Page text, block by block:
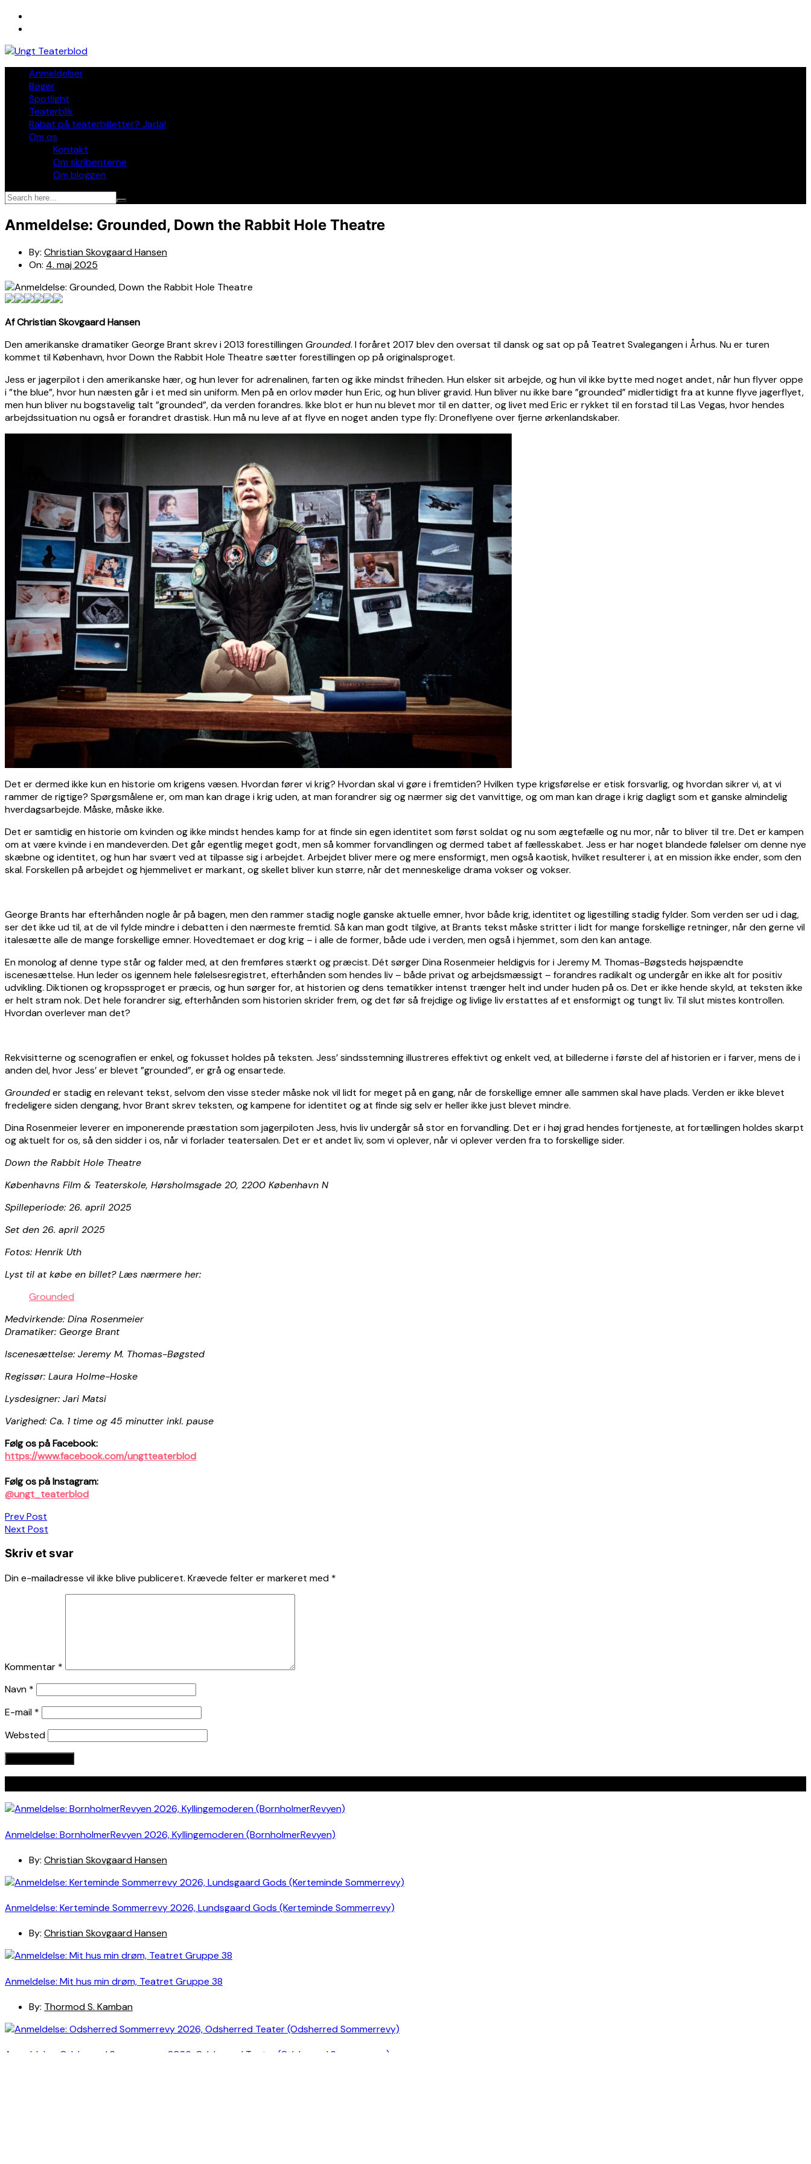
Skip
Anmeldelser
Bøger
Spotlight
Teaterblik
Rabat på teaterbilletter? Jada!
Om os
Kontakt
Om skribenterne
Om bloggen
Anmeldelse: Grounded, Down the Rabbit Hole Theatre
By: Christian Skovgaard Hansen
On: 4. maj 2025
Af Christian Skovgaard Hansen
Den amerikanske dramatiker George Brant skrev i 2013 forestillingen Grounded. I foråret 2017 blev den oversat til dansk og sat op på Teatret Svalegangen i Århus. Nu er turen
kommet til København, hvor Down the Rabbit Hole Theatre sætter forestillingen op på originalsproget.
Jess er jagerpilot i den amerikanske hær, og hun lever for adrenalinen, farten og ikke mindst friheden. Hun elsker sit arbejde, og hun vil ikke bytte med noget andet, når hun flyver oppe
i ”the blue”, hvor hun næsten går i et med sin uniform. Men på en orlov møder hun Eric, og hun bliver gravid. Hun bliver nu ikke bare ”grounded” midlertidigt fra at kunne flyve jagerflyet,
men hun bliver nu bogstavelig talt ”grounded”, da verden forandres. Ikke blot er hun nu blevet mor til en datter, og livet med Eric er rykket til en forstad til Las Vegas, hvor hendes
arbejdssituation nu også er forandret drastisk. Hun må nu leve af at flyve en noget anden type fly: Droneflyene over fjerne ørkenlandskaber.
Det er dermed ikke kun en historie om krigens væsen. Hvordan fører vi krig? Hvordan skal vi gøre i fremtiden? Hvilken type krigsførelse er etisk forsvarlig, og hvordan sikrer vi, at vi
rammer de rigtige? Spørgsmålene er, om man kan drage i krig uden, at man forandrer sig og nærmer sig det vanvittige, og om man kan drage i krig dagligt som et ganske almindelig
hverdagsarbejde. Måske, måske ikke.
Det er samtidig en historie om kvinden og ikke mindst hendes kamp for at finde sin egen identitet som først soldat og nu som ægtefælle og nu mor, når to bliver til tre. Det er kampen
om at være kvinde i en mandeverden. Det går egentlig meget godt, men så kommer forvandlingen og dermed tabet af fællesskabet. Jess er har noget blandede følelser om denne nye
skæbne og identitet, og hun har svært ved at tilpasse sig i arbejdet. Arbejdet bliver mere og mere ensformigt, men også kaotisk, hvilket resulterer i, at en mission ikke ender, som den
skal. Forskellen på arbejdet og hjemmelivet er markant, og skellet bliver kun større, når det menneskelige drama vokser og vokser.
George Brants har efterhånden nogle år på bagen, men den rammer stadig nogle ganske aktuelle emner, hvor både krig, identitet og ligestilling stadig fylder. Som verden ser ud i dag,
ser det ikke ud til, at de vil fylde mindre i debatten i den nærmeste fremtid. Så kan man godt tilgive, at Brants tekst måske stritter i lidt for mange forskellige retninger, når den gerne vil
italesætte alle de mange forskellige emner. Hovedtemaet er dog krig – i alle de former, både ude i verden, men også i hjemmet, som den kan antage.
En monolog af denne type står og falder med, at den fremføres stærkt og præcist. Dét sørger Dina Rosenmeier heldigvis for i Jeremy M. Thomas-Bøgsteds højspændte
iscenesættelse. Hun leder os igennem hele følelsesregistret, efterhånden som hendes liv – både privat og arbejdsmæssigt – forandres radikalt og undergår en ikke alt for positiv
udvikling. Diktionen og kropssproget er præcis, og hun sørger for, at historien og dens tematikker intenst trænger helt ind under huden på os. Det er ikke hende skyld, at teksten ikke
er helt stram nok. Det hele forandrer sig, efterhånden som historien skrider frem, og det før så frejdige og livlige liv erstattes af et ensformigt og tungt liv. Til slut mistes kontrollen.
Hvordan overlever man det?
Rekvisitterne og scenografien er enkel, og fokusset holdes på teksten. Jess’ sindsstemning illustreres effektivt og enkelt ved, at billederne i første del af historien er i farver, mens de i
anden del, hvor Jess’ er blevet ”grounded”, er grå og ensartede.
Groundeder stadig en relevant tekst, selvom den visse steder måske nok vil lidt for meget på en gang, når de forskellige emner alle sammen skal have plads. Verden er ikke blevet
fredeligere siden dengang, hvor Brant skrev teksten, og kampene for identitet og at finde sig selv er heller ikke just blevet mindre.
Dina Rosenmeier leverer en imponerende præstation som jagerpiloten Jess, hvis liv undergår så stor en forvandling. Det er i høj grad hendes fortjeneste, at fortællingen holdes skarpt
og aktuelt for os, så den sidder i os, når vi forlader teatersalen. Det er et andet liv, som vi oplever, når vi oplever verden fra to forskellige sider.
Down the Rabbit Hole Theatre
Københavns Film & Teaterskole, Hørsholmsgade 20, 2200 København N
Spilleperiode: 26. april 2025
Set den 26. april 2025
Fotos: Henrik Uth
Lyst til at købe en billet? Læs nærmere her:
Grounded
Medvirkende: Dina Rosenmeier
Dramatiker: George Brant
Iscenesættelse: Jeremy M. Thomas-Bøgsted
Regissør: Laura Holme-Hoske
Lysdesigner: Jari Matsi
Varighed: Ca. 1 time og 45 minutter inkl. pause
Følg os på Facebook:
https://www.facebook.com/ungtteaterblod
Følg os på Instagram:
@ungt_teaterblod
Indlægsnavigation
Prev Post
Next Post
Skriv et svar
Din e-mailadresse vil ikke blive publiceret. Krævede felter er markeret med *
Kommentar *
Navn *
E-mail *
Websted
Anmeldelse: BornholmerRevyen 2026, Kyllingemoderen (BornholmerRevyen)
By: Christian Skovgaard Hansen
Anmeldelse: Kerteminde Sommerrevy 2026, Lundsgaard Gods (Kerteminde Sommerrevy)
By: Christian Skovgaard Hansen
Anmeldelse: Mit hus min drøm, Teatret Gruppe 38
By: Thormod S. Kamban
Anmeldelse: Odsherred Sommerrevy 2026, Odsherred Teater (Odsherred Sommerrevy)